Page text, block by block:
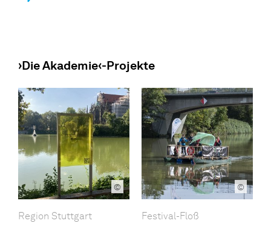
›Die Akademie‹-Projekte
©
Region Stuttgart
©
Festival-Floß